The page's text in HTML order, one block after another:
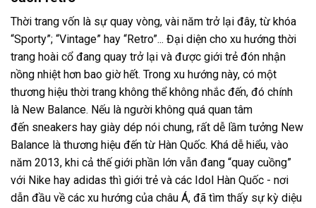
Thời trang vốn là sự quay vòng, vài năm trở lại đây, từ khóa
“Sporty”; “Vintage” hay “Retro”... Đại diện cho xu hướng thời
trang hoài cổ đang quay trở lại và được giới trẻ đón nhận
nồng nhiệt hơn bao giờ hết. Trong xu hướng này, có một
thương hiệu thời trang không thể không nhắc đến, đó chính
là New Balance. Nếu là người không quá quan tâm
đến sneakers hay giày dép nói chung, rất dễ lầm tưởng New
Balance là thương hiệu đến từ Hàn Quốc. Khá dễ hiểu, vào
năm 2013, khi cả thế giới phần lớn vẫn đang “quay cuồng”
với Nike hay adidas thì giới trẻ và các Idol Hàn Quốc - nơi
dẫn đầu về các xu hướng của châu Á, đã tìm thấy sự kỳ diệu